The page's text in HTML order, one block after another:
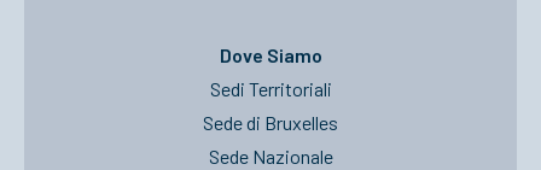
Dove Siamo
Sedi Territoriali
Sede di Bruxelles
Sede Nazionale